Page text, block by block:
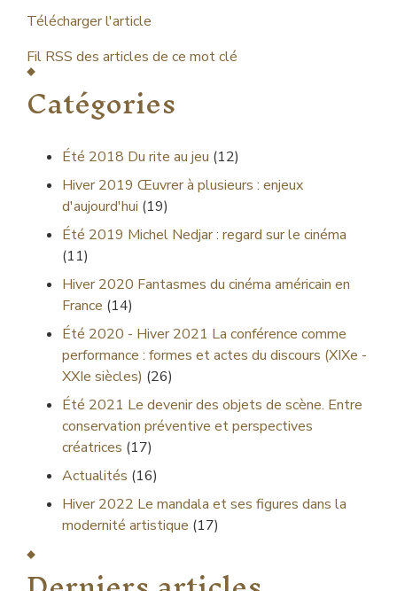
Télécharger l'article
Fil RSS des articles de ce mot clé
Catégories
Été 2018 Du rite au jeu (12)
Hiver 2019 Œuvrer à plusieurs : enjeux
d'aujourd'hui (19)
Été 2019 Michel Nedjar : regard sur le cinéma
(11)
Hiver 2020 Fantasmes du cinéma américain en
France (14)
Été 2020 - Hiver 2021 La conférence comme
performance : formes et actes du discours (XIXe -
XXIe siècles) (26)
Été 2021 Le devenir des objets de scène. Entre
conservation préventive et perspectives
créatrices (17)
Actualités (16)
Hiver 2022 Le mandala et ses figures dans la
modernité artistique (17)